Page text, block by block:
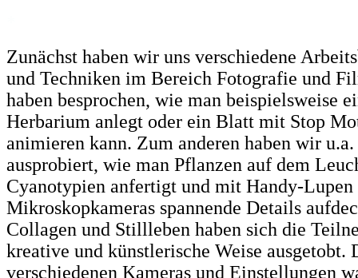
Zunächst haben wir uns verschiedene
und Techniken im Bereich Fotografie und
haben besprochen, wie man beispielsweise
Herbarium anlegt oder ein Blatt mit Stop
animieren kann. Zum anderen haben wir
ausprobiert, wie man Pflanzen auf dem
Cyanotypien anfertigt und mit Handy-Lupen
Mikroskopkameras spannende Details
Collagen und Stillleben haben sich die
kreative und künstlerische Weise ausgetobt.
verschiedenen Kameras und Einstellungen